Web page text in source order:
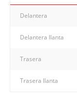
Delantera
Delantera llanta
Trasera
Trasera llanta